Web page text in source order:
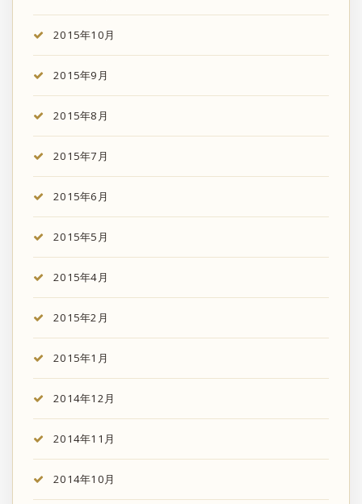
2015年10月
2015年9月
2015年8月
2015年7月
2015年6月
2015年5月
2015年4月
2015年2月
2015年1月
2014年12月
2014年11月
2014年10月